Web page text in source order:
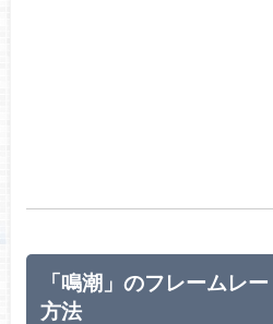
「鳴潮」のフレームレ
方法